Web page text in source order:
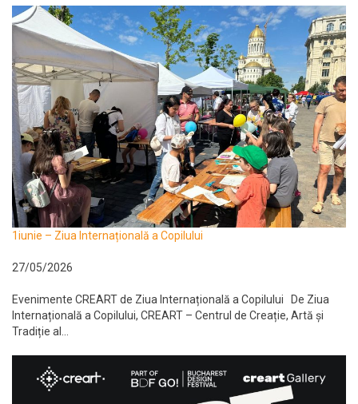
1iunie – Ziua Internațională a Copilului
27/05/2026
Evenimente CREART de Ziua Internațională a Copilului De Ziua
Internațională a Copilului, CREART – Centrul de Creație, Artă și
Tradiție al...